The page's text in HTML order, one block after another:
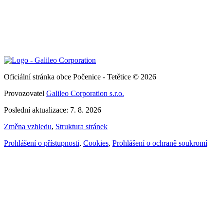
Oficiální stránka obce Počenice - Tetětice © 2026
Provozovatel Galileo Corporation s.r.o.
Poslední aktualizace: 7. 8. 2026
Změna vzhledu, Struktura stránek
Prohlášení o přístupnosti, Cookies, Prohlášení o ochraně soukromí